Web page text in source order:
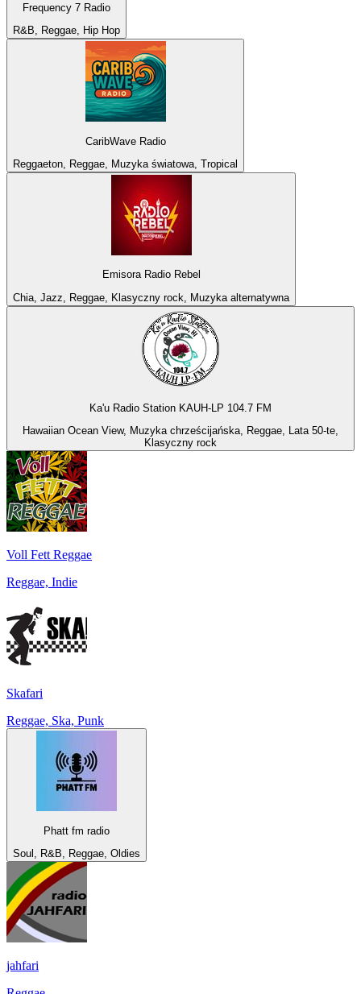
Frequency 7 Radio
R&B, Reggae, Hip Hop
CaribWave Radio
Reggaeton, Reggae, Muzyka światowa, Tropical
Emisora Radio Rebel
Chia, Jazz, Reggae, Klasyczny rock, Muzyka alternatywna
Ka'u Radio Station KAUH-LP 104.7 FM
Hawaiian Ocean View, Muzyka chrześcijańska, Reggae, Lata 50-te,
Klasyczny rock
Voll Fett Reggae
Reggae, Indie
Skafari
Reggae, Ska, Punk
Phatt fm radio
Soul, R&B, Reggae, Oldies
jahfari